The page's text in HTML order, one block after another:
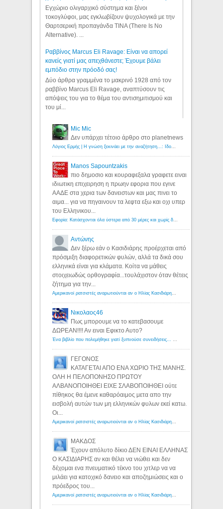
Εγχώριο ολιγαρχικό σύστημα και ξένοι
τοκογλύφοι, μας εγκλωβίζουν ψυχολογικά με την
Θαρτσερική προπαγάνδα TINA (There Is No
Alternative). ...
Ραββίνος Marcus Eli Ravage: Είναι να απορεί
κανείς γιατί μας απεχθάνεστε; Έχουμε βάλει
εμπόδιο στην πρόοδό σας!
Δύο άρθρα γραμμένα το μακρινό 1928 από τον
ραββίνο Marcus Eli Ravage, αναπτύσουν τις
απόψεις του για το θέμα του αντισημιτισμού και
του μί...
Mic Mic
Δεν υπάρχει τέτοιο άρθρο στο planetnews
Λόγιος Ερμής | Η γνώση ξεκινάει με την αναζήτηση...: Ιδού οι 18 που χρωστούν 11 δις ευρώ!
Manos Sapountzakis
πιο δημοσιο και κουραφεξαλα γραφετε ειναι
ιδιωτικη επιχειρηση η πρωην εφορια που εγινε
ΑΑΔΕ στα χερια των δανειστων και μας πινει το
αιμα... για να πηγαινουν τα λεφτα εξω και οχι υπερ
του Ελληνικου...
Εφορία: Κατάσχονται όλα ύστερα από 30 μέρες και χωρίς δικαστικές αποφάσεις - Λόγιος Ερμής
Αντώνης
Δεν ξέρω εάν ο Κασιδιάρης προέρχεται από
πρόσμιξη διαφορετικών φυλών, αλλά τα δικά σου
ελληνικά είναι για κλάματα. Κοίτα να μάθεις
στοιχειωδώς ορθογραφία...τουλάχιστον όταν θέτεις
ζήτημα για την...
Αμερικανοί ρατσιστές αναρωτιούνται αν ο Ηλίας Κασιδιάρης ανήκει στη λευκή φυλή... - Λόγιος Ερμής
Νικολαος46
Πως μπορουμε να το κατεβασουμε
ΔΩΡΕΑΝ!!!! Αν ειναι Εφικτο Αυτο?
Ένα βιβλίο που πολεμήθηκε γιατί ξυπνούσε συνειδήσεις... - Λόγιος Ερμής | Η γνώση ξεκινάει με την αναζήτηση...
ΓΕΓΟΝΟΣ
ΚΑΤΑΓΕΤΑΙ ΑΠΟ ΕΝΑ ΧΩΡΙΟ ΤΗΣ ΜΑΝΗΣ.
ΟΛΗ Η ΠΕΛΟΠΟΝΗΣΟ ΠΡΩΤΟΥ
ΑΛΒΑΝΟΠΟΙΗΘΕΙ ΕΙΧΕ ΣΛΑΒΟΠΟΙΗΘΕΙ ούτε
πίθηκος θα έμενε καθαρόαιμος μετα απο την
εισβολή αυτών των μη ελληνικών φυλων εκεί κατω.
Οι...
Αμερικανοί ρατσιστές αναρωτιούνται αν ο Ηλίας Κασιδιάρης ανήκει στη λευκή φυλή... - Λόγιος Ερμής
ΜΑΚΔΟΣ
Έχουν απόλυτο δίκιο ΔΕΝ ΕΙΝΑΙ ΕΛΛΗΝΑΣ
Ο ΚΑΣΙΔΙΑΡΗΣ αν και θέλει να νιώθει και δεν
δέχομαι ενα πνευματικό τέκνο του χιτλερ να να
μιλάει για κατοχικό δανειο και αποζημιώσεις και ο
πρόεδρος του...
Αμερικανοί ρατσιστές αναρωτιούνται αν ο Ηλίας Κασιδιάρης ανήκει στη λευκή φυλή... - Λόγιος Ερμής